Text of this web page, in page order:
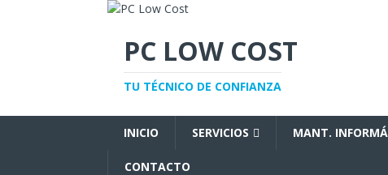
PC LOW COST
TU TÉCNICO DE CONFIANZA
INICIO SERVICIOS MANT.
CONTACTO